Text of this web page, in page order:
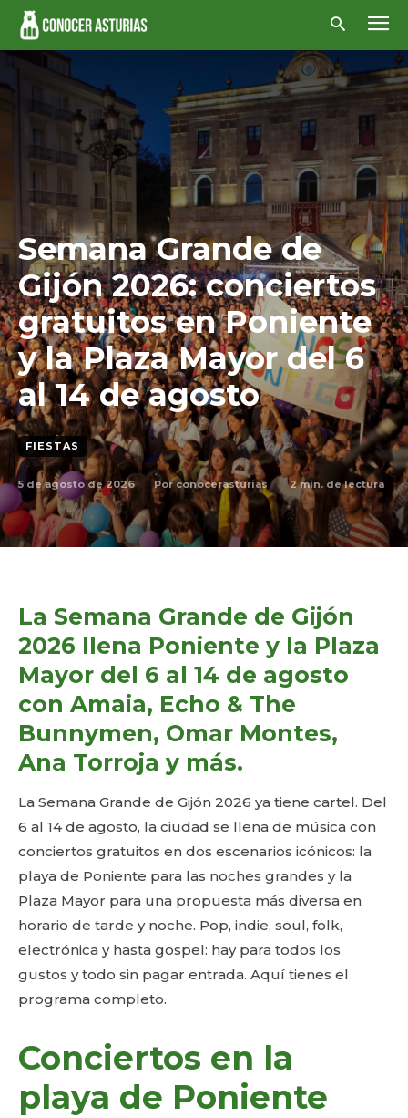
Semana Grande de
Gijón 2026: conciertos
gratuitos en Poniente
y la Plaza Mayor del 6
al 14 de agosto
FIESTAS
5 de agosto de 2026 Por conocerasturias 2min. de lectura
La Semana Grande de Gijón
2026 llena Poniente y la Plaza
Mayor del 6 al 14 de agosto
con Amaia, Echo & The
Bunnymen, Omar Montes,
Ana Torroja y más.
La Semana Grande de Gijón 2026 ya tiene cartel. Del
6 al 14 de agosto, la ciudad se llena de música con
conciertos gratuitos en dos escenarios icónicos: la
playa de Poniente para las noches grandes y la
Plaza Mayor para una propuesta más diversa en
horario de tarde y noche. Pop, indie, soul, folk,
electrónica y hasta gospel: hay para todos los
gustos y todo sin pagar entrada. Aquí tienes el
programa completo.
Conciertos en la
playa de Poniente